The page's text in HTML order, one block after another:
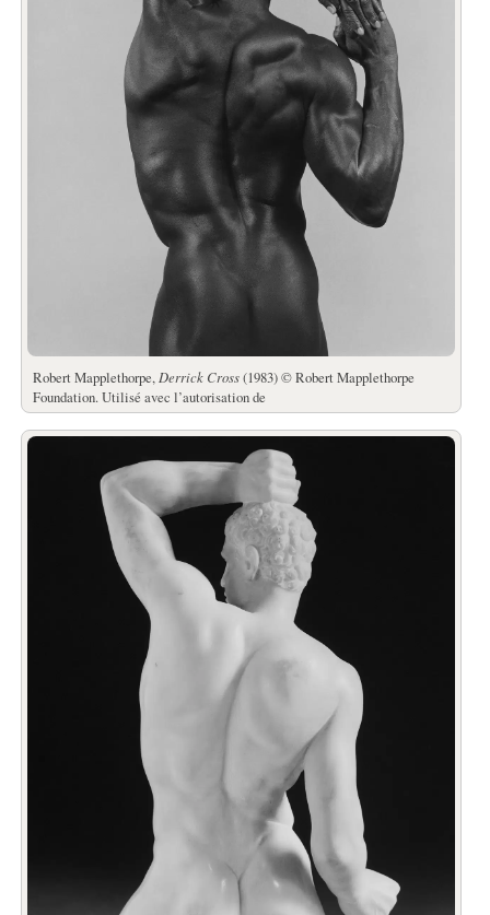
Robert Mapplethorpe, Derrick Cross(1983) © Robert Mapplethorpe
Foundation. Utilisé avec l’autorisation de